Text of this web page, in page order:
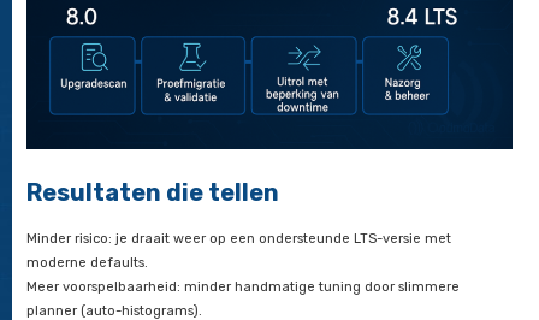
Afhankelijk van je setup (on-prem, VM/k8s of RDS/Aurora
plannen we een gefaseerde uitrol met onderhoudsvensters,
blue-green-patronen waar mogelijk. Doel: downtime
kunnen terugvallen als dat nodig is.
Nazorg en beheer
performance-tuning. Liever eerst nog even op 8.0? We
omgeving tijdelijk in beheer nemen maar eerlijk is eerlijk:
patches en bugfixes van de vendor na april 2026.